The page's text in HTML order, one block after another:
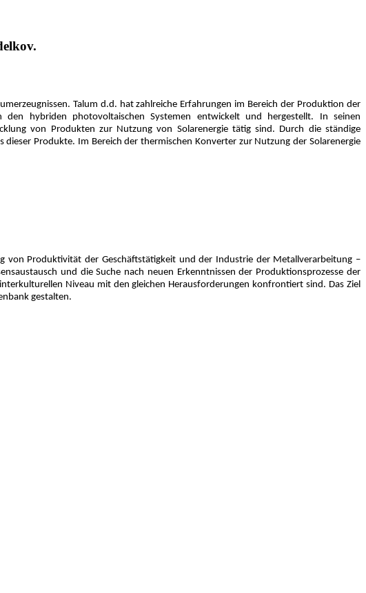
Talum d.d. hat zahlreiche Erfahrungen im Bereich der Produktion der
hybriden photovoltaischen Systemen entwickelt und hergestellt. In seinen
von Produkten zur Nutzung von Solarenergie tätig sind. Durch die ständige
Produkte. Im Bereich der thermischen Konverter zur Nutzung der Solarenergie
von Produktivität der Geschäftstätigkeit und der Industrie der Metallverarbeitung –
und die Suche nach neuen Erkenntnissen der Produktionsprozesse der
Niveau mit den gleichen Herausforderungen konfrontiert sind. Das Ziel
gestalten.